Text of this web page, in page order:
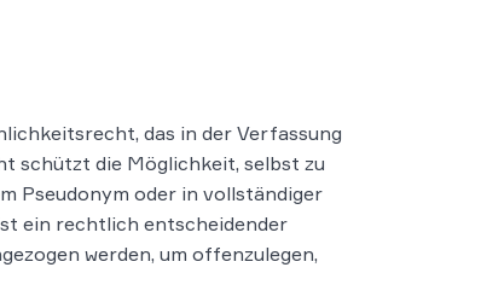
das in der Verfassung
schützt die Möglichkeit, selbst zu
Pseudonym oder in vollständiger
ein rechtlich entscheidender
werden, um offenzulegen,